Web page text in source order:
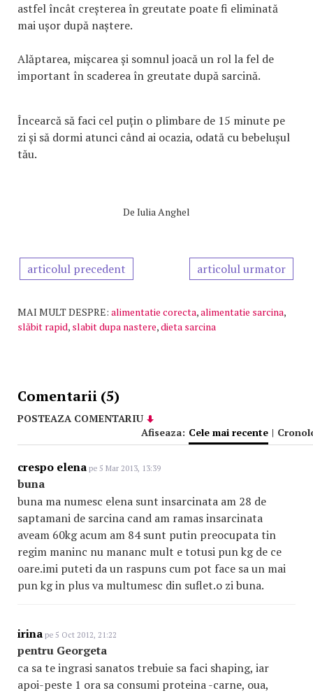
astfel încât creșterea în greutate poate fi eliminată
mai ușor după naștere.
Alăptarea, mișcarea și somnul joacă un rol la fel de
important în scaderea în greutate după sarcină.
Încearcă să faci cel puțin o plimbare de 15 minute pe
zi și să dormi atunci când ai ocazia, odată cu bebelușul
tău.
De Iulia Anghel
articolul precedent articolul urmator
MAI MULT DESPRE: alimentatie corecta,alimentatie sarcina,
slăbit rapid, slabit dupa nastere,dieta sarcina
Comentarii (5)
POSTEAZA COMENTARIU
Afiseaza: Cele mai recente |
crespo elena pe 5 Mar 2013, 13:39
buna
buna ma numesc elena sunt insarcinata am 28 de
saptamani de sarcina cand am ramas insarcinata
aveam 60kg acum am 84 sunt putin preocupata tin
regim maninc nu mananc mult e totusi pun kg de ce
oare.imi puteti da un raspuns cum pot face sa un mai
pun kg in plus va multumesc din suflet.o zi buna.
irina pe 5 Oct 2012, 21:22
pentru Georgeta
ca sa te ingrasi sanatos trebuie sa faci shaping, iar
apoi-peste 1 ora sa consumi proteina -carne, oua,